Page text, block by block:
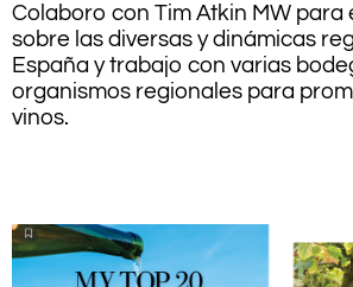
Colaboro con Tim Atkin MW para
sobre las diversas y dinámicas
España y trabajo con varias
organismos regionales para
vinos.